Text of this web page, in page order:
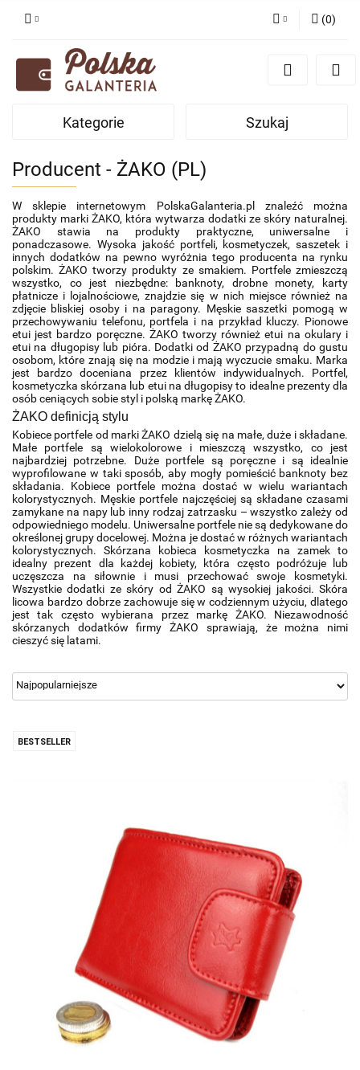
Zaloguj się
Zgody cookies
(0)
Kategorie Szukaj
Producent - ŻAKO (PL)
W sklepie internetowym PolskaGalanteria.pl znaleźć można
produkty marki ŻAKO, która wytwarza dodatki ze skóry naturalnej.
ŻAKO stawia na produkty praktyczne, uniwersalne i
ponadczasowe. Wysoka jakość portfeli, kosmetyczek, saszetek i
innych dodatków na pewno wyróżnia tego producenta na rynku
polskim. ŻAKO tworzy produkty ze smakiem. Portfele zmieszczą
wszystko, co jest niezbędne: banknoty, drobne monety, karty
płatnicze i lojalnościowe, znajdzie się w nich miejsce również na
zdjęcie bliskiej osoby i na paragony. Męskie saszetki pomogą w
przechowywaniu telefonu, portfela i na przykład kluczy. Pionowe
etui jest bardzo poręczne. ŻAKO tworzy również etui na okulary i
etui na długopisy lub pióra. Dodatki od ŻAKO przypadną do gustu
osobom, które znają się na modzie i mają wyczucie smaku. Marka
jest bardzo doceniana przez klientów indywidualnych. Portfel,
kosmetyczka skórzana lub etui na długopisy to idealne prezenty dla
osób ceniących sobie styl i polską markę ŻAKO.
ŻAKO definicją stylu
Kobiece portfele od marki ŻAKO dzielą się na małe, duże i składane.
Małe portfele są wielokolorowe i mieszczą wszystko, co jest
najbardziej potrzebne. Duże portfele są poręczne i są idealnie
wyprofilowane w taki sposób, aby mogły pomieścić banknoty bez
składania. Kobiece portfele można dostać w wielu wariantach
kolorystycznych. Męskie portfele najczęściej są składane czasami
zamykane na napy lub inny rodzaj zatrzasku – wszystko zależy od
odpowiedniego modelu. Uniwersalne portfele nie są dedykowane do
określonej grupy docelowej. Można je dostać w różnych wariantach
kolorystycznych. Skórzana kobieca kosmetyczka na zamek to
idealny prezent dla każdej kobiety, która często podróżuje lub
uczęszcza na siłownie i musi przechować swoje kosmetyki.
Wszystkie dodatki ze skóry od ŻAKO są wysokiej jakości. Skóra
licowa bardzo dobrze zachowuje się w codziennym użyciu, dlatego
jest tak często wybierana przez markę ŻAKO. Niezawodność
skórzanych dodatków firmy ŻAKO sprawiają, że można nimi
cieszyć się latami.
BESTSELLER